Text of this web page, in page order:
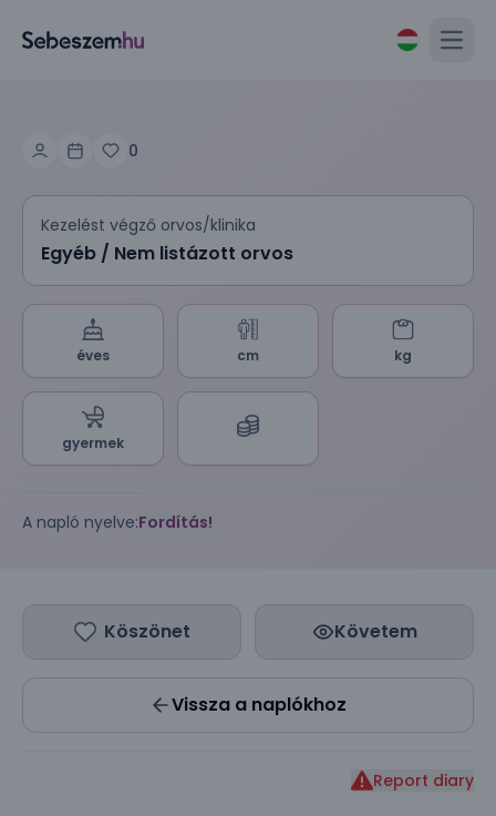
0
Kezelést végző orvos/klinika
Egyéb / Nem listázott orvos
éves cm kg
gyermek
A napló nyelve:Fordítás!
Köszönet Követem
Vissza a naplókhoz
Report diary